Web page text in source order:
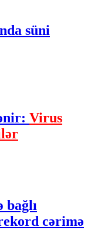
süni
Virus
bağlı
cərimə